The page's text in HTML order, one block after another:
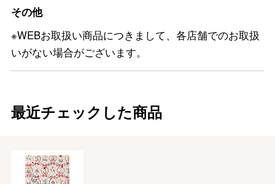
その他
※WEBお取扱い商品につきまして、各店舗でのお取扱
いがない場合がございます。
最近チェックした商品